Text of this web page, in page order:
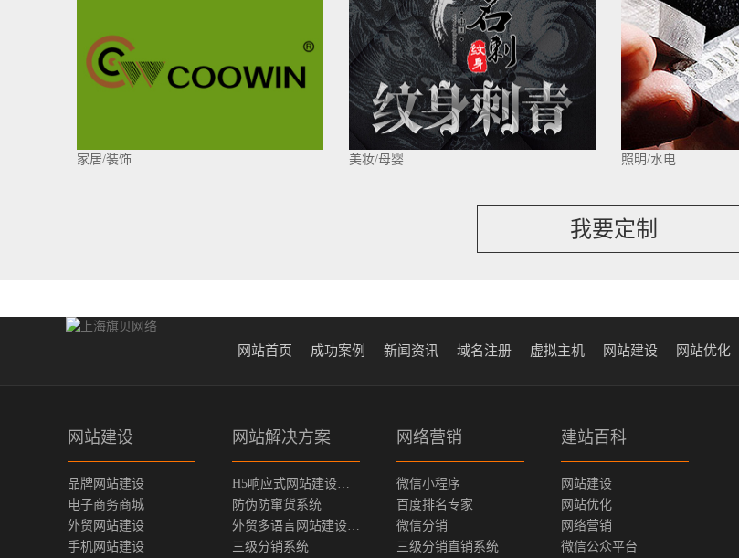
家居/装饰 美妆/母婴 照明/水电
我要定制
网站首页 成功案例 新闻资讯 域名注册 虚拟主机 网站建设 网站优化
网站建设
品牌网站建设
电子商务商城
外贸网站建设
手机网站建设
网站解决方案
H5响应式网站建设方案
防伪防窜货系统
外贸多语言网站建设方案
三级分销系统
网络营销
微信小程序
百度排名专家
微信分销
三级分销直销系统
建站百科
网站建设
网站优化
网络营销
微信公众平台